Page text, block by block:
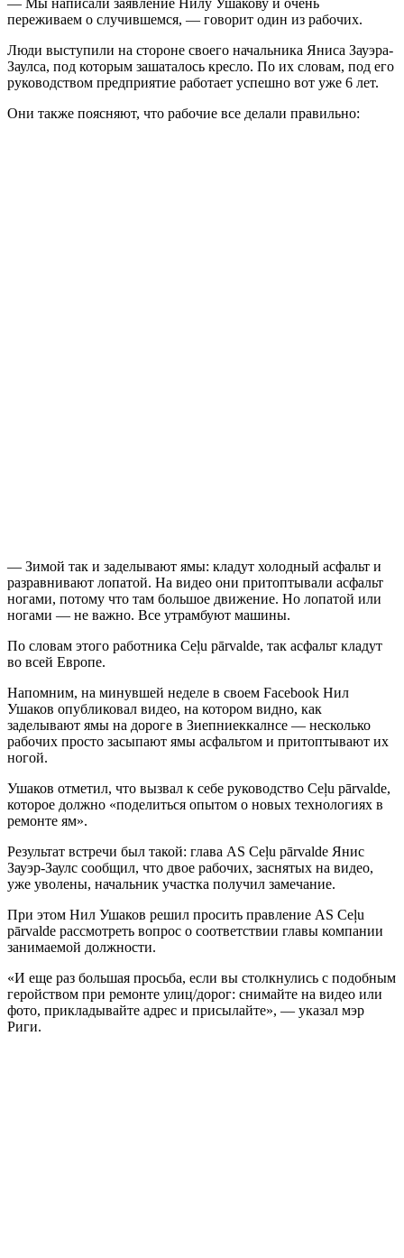
переживаем о случившемся, — говорит один из рабочих.
Люди выступили на стороне своего начальника Яниса Зауэра-
Заулса, под которым зашаталось кресло. По их словам, под его
руководством предприятие работает успешно вот уже 6 лет.
Они также поясняют, что рабочие все делали правильно:
— Зимой так и заделывают ямы: кладут холодный асфальт и
разравнивают лопатой. На видео они притоптывали асфальт
ногами, потому что там большое движение. Но лопатой или
ногами — не важно. Все утрамбуют машины.
По словам этого работника Ceļu pārvalde, так асфальт кладут
во всей Европе.
Напомним, на минувшей неделе в своем Facebook Нил
Ушаков опубликовал видео, на котором видно, как
заделывают ямы на дороге в Зиепниеккалнсе — несколько
рабочих просто засыпают ямы асфальтом и притоптывают их
ногой.
Ушаков отметил, что вызвал к себе руководство Ceļu pārvalde,
которое должно «поделиться опытом о новых технологиях в
ремонте ям».
Результат встречи был такой: глава AS Ceļu pārvalde Янис
Зауэр-Заулс сообщил, что двое рабочих, заснятых на видео,
уже уволены, начальник участка получил замечание.
При этом Нил Ушаков решил просить правление AS Ceļu
pārvalde рассмотреть вопрос о соответствии главы компании
занимаемой должности.
«И еще раз большая просьба, если вы столкнулись с подобным
геройством при ремонте улиц/дорог: снимайте на видео или
фото, прикладывайте адрес и присылайте», — указал мэр
Риги.